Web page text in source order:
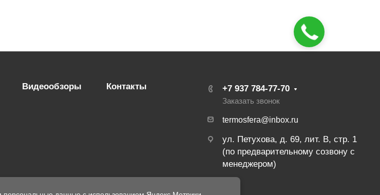
Видеообзоры Контакты +7 937 784-77-70
Заказать звонок
termosfera@inbox.ru
ул. Петухова, д. 69, лит. В, стр. 1
(по предварительному созвону с
менеджером)